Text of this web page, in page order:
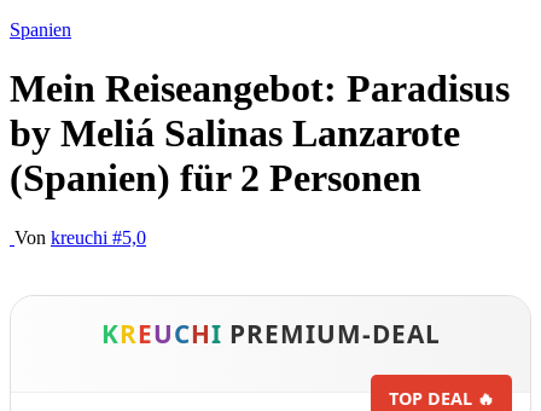
Spanien
Mein Reiseangebot: Paradisus
by Meliá Salinas Lanzarote
(Spanien) für 2 Personen
Von kreuchi #5,0
TOP DEAL 🔥
KREUCHI PREMIUM-DEAL